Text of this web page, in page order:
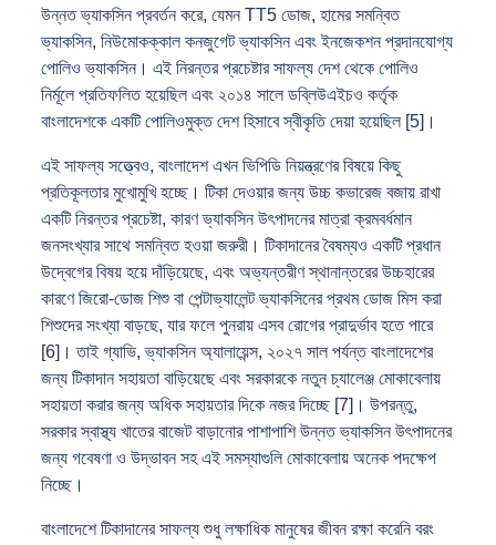
উন্নত ভ্যাকসিন প্রবর্তন করে, যেমন TT5 ডোজ, হামের সমন্বিত
ভ্যাকসিন, নিউমোকক্কাল কনজুগেট ভ্যাকসিন এবং ইনজেকশন প্রদানযোগ্য
পোলিও ভ্যাকসিন। এই নিরন্তর প্রচেষ্টার সাফল্য দেশ থেকে পোলিও
নির্মূলে প্রতিফলিত হয়েছিল এবং ২০১৪ সালে ডব্লিউএইচও কর্তৃক
বাংলাদেশকে একটি পোলিওমুক্ত দেশ হিসাবে স্বীকৃতি দেয়া হয়েছিল [5]।
এই সাফল্য সত্ত্বেও, বাংলাদেশ এখন ভিপিডি নিয়ন্ত্রণের বিষয়ে কিছু
প্রতিকূলতার মুখোমুখি হচ্ছে। টিকা দেওয়ার জন্য উচ্চ কভারেজ বজায় রাখা
একটি নিরন্তর প্রচেষ্টা, কারণ ভ্যাকসিন উৎপাদনের মাত্রা ক্রমবর্ধমান
জনসংখ্যার সাথে সমন্বিত হওয়া জরুরী। টিকাদানের বৈষম্যও একটি প্রধান
উদ্বেগের বিষয় হয়ে দাঁড়িয়েছে, এবং অভ্যন্তরীণ স্থানান্তরের উচ্চহারের
কারণে জিরো-ডোজ শিশু বা পেন্টাভ্যালেন্ট ভ্যাকসিনের প্রথম ডোজ মিস করা
শিশুদের সংখ্যা বাড়ছে, যার ফলে পুনরায় এসব রোগের প্রাদুর্ভাব হতে পারে
[6]। তাই গ্যাভি, ভ্যাকসিন অ্যালায়েন্স, ২০২৭ সাল পর্যন্ত বাংলাদেশের
জন্য টিকাদান সহায়তা বাড়িয়েছে এবং সরকারকে নতুন চ্যালেঞ্জ মোকাবেলায়
সহায়তা করার জন্য অধিক সহায়তার দিকে নজর দিচ্ছে [7]। উপরন্তু,
সরকার স্বাস্থ্য খাতের বাজেট বাড়ানোর পাশাপাশি উন্নত ভ্যাকসিন উৎপাদনের
জন্য গবেষণা ও উদ্ভাবন সহ এই সমস্যাগুলি মোকাবেলায় অনেক পদক্ষেপ
নিচ্ছে।
বাংলাদেশে টিকাদানের সাফল্য শুধু লক্ষাধিক মানুষের জীবন রক্ষা করেনি বরং